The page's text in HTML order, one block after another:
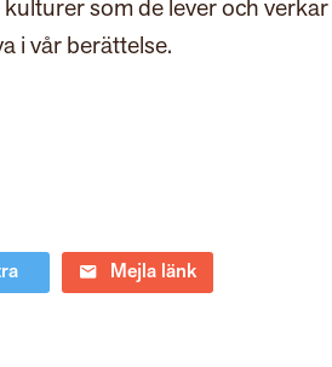
som de lever och
i vår berättelse.
Mejla länk